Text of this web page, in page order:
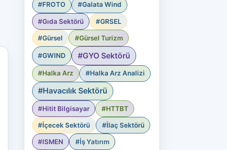
#FROTO #Galata Wind
#Gıda Sektörü #GRSEL
#Gürsel #Gürsel Turizm
#GWIND #GYO Sektörü
#Halka Arz #Halka Arz Analizi
#Havacılık Sektörü
#Hitit Bilgisayar #HTTBT
#İçecek Sektörü #İlaç Sektörü
#ISMEN #İş Yatırım